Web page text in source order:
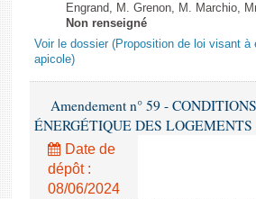
Engrand, M. Grenon, M. Marchio,
Non renseigné
Voir le dossier (Proposition de loi visant
apicole)
Amendement n° 59 -
ÉNERGÉTIQUE DES LOGEMENTS
Date de
dépôt :
08/06/2024